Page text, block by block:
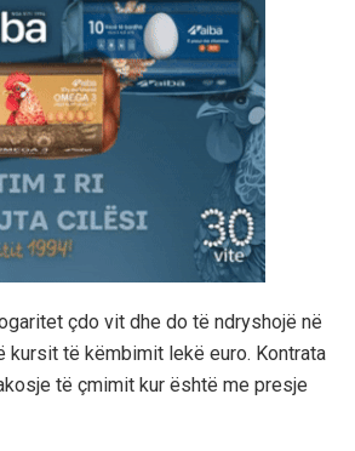
çdo vit dhe do të ndryshojë në
kursit të këmbimit lekë euro. Kontrata
të çmimit kur është me presje